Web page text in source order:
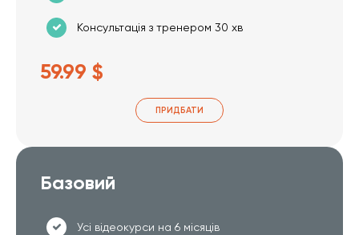
Консультація з тренером 30 хв
59.99 $
ПРИДБАТИ
Базовий
Усі відеокурси на 6 місяців